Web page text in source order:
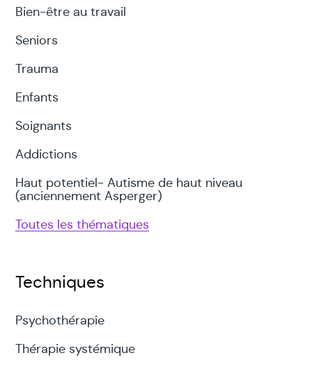
Bien-être au travail
Seniors
Trauma
Enfants
Soignants
Addictions
Haut potentiel- Autisme de haut niveau
(anciennement Asperger)
Toutes les thématiques
Techniques
Psychothérapie
Thérapie systémique